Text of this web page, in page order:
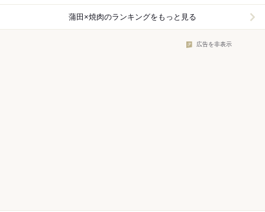
蒲田×焼肉のランキングをもっと見る
広告を非表示